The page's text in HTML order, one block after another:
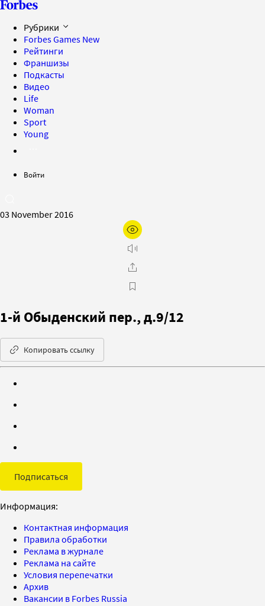
Рубрики
Forbes Games New
Рейтинги
Франшизы
Подкасты
Видео
Life
Woman
Sport
Young
Войти
03 November 2016
1-й Обыденский пер., д.9/12
Копировать ссылку
Подписаться
Информация:
Контактная информация
Правила обработки
Реклама в журнале
Реклама на сайте
Условия перепечатки
Архив
Вакансии в Forbes Russia